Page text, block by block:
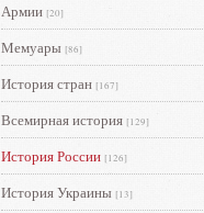
Армии [20]
Мемуары [86]
История стран [167]
Всемирная история [129]
История России [126]
История Украины [13]